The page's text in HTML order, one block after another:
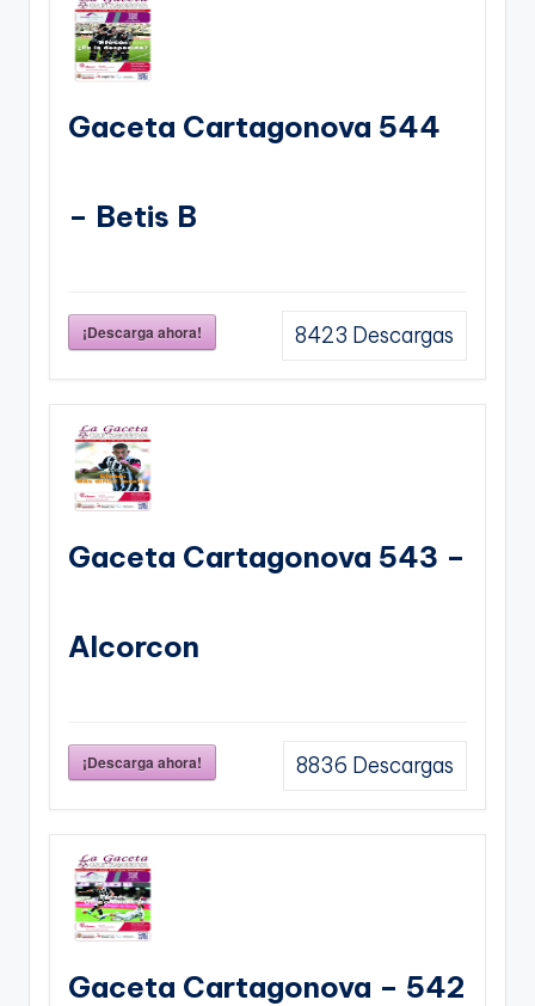
Gaceta Cartagonova 544
– Betis B
¡Descarga ahora! 8423 Descargas
Gaceta Cartagonova 543 –
Alcorcon
¡Descarga ahora! 8836 Descargas
Gaceta Cartagonova – 542